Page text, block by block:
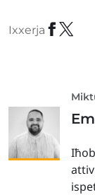
Ixxerja